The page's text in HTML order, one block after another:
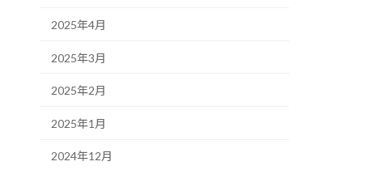
2025年4月
2025年3月
2025年2月
2025年1月
2024年12月